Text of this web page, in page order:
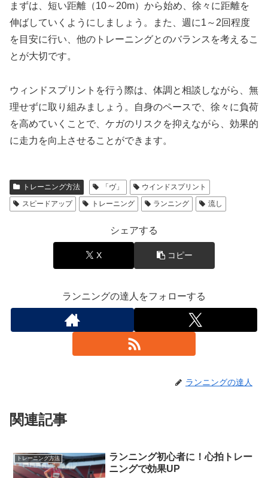
まずは、 短い距離（10～20m） から始め、 徐々に距離を
伸ばしていく ようにしましょう。また、 週に1～2回程度
を目安に行い、 他のトレーニングとのバランス を考えるこ
とが大切です。
ウィンドスプリントを行う際は、 体調と相談 しながら、 無
理せずに取り組みましょう。自身のペースで、 徐々に負荷
を高めていく ことで、 ケガのリスクを抑えながら
、効果的
に走力を向上させることができます。
トレーニング方法 「ヴ」
ウインドスプリント
スピードアップ
トレーニング ランニング 流し
シェアする
X コピー
ランニングの達人をフォローする
ランニングの達人
関連記事
トレーニング方法
ランニング初心者に！心拍トレー
ニングで効果UP